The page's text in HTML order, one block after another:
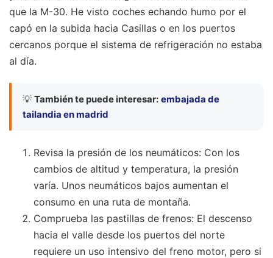
que la M-30. He visto coches echando humo por el
capó en la subida hacia Casillas o en los puertos
cercanos porque el sistema de refrigeración no estaba
al día.
💡 También te puede interesar: embajada de
tailandia en madrid
Revisa la presión de los neumáticos: Con los
cambios de altitud y temperatura, la presión
varía. Unos neumáticos bajos aumentan el
consumo en una ruta de montaña.
Comprueba las pastillas de frenos: El descenso
hacia el valle desde los puertos del norte
requiere un uso intensivo del freno motor, pero si